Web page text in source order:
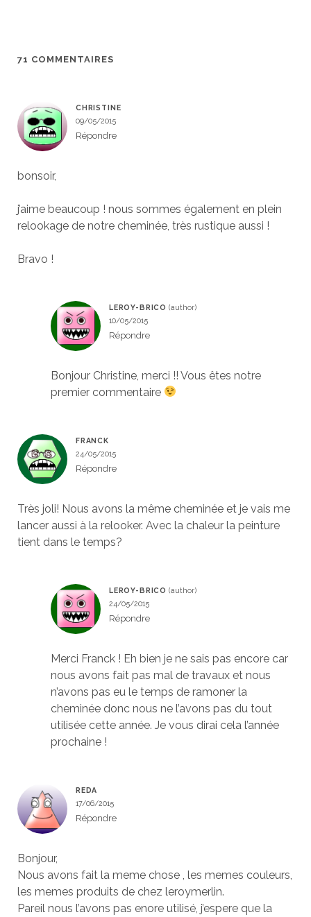
71 COMMENTAIRES
CHRISTINE
09/05/2015
Répondre
bonsoir,
j’aime beaucoup ! nous sommes également en plein
relookage de notre cheminée, très rustique aussi !
Bravo !
LEROY-BRICO
10/05/2015
Répondre
Bonjour Christine, merci !! Vous êtes notre
premier commentaire
FRANCK
24/05/2015
Répondre
Très joli! Nous avons la même cheminée et je vais me
lancer aussi à la relooker. Avec la chaleur la peinture
tient dans le temps?
LEROY-BRICO
24/05/2015
Répondre
Merci Franck ! Eh bien je ne sais pas encore car
nous avons fait pas mal de travaux et nous
n’avons pas eu le temps de ramoner la
cheminée donc nous ne l’avons pas du tout
utilisée cette année. Je vous dirai cela l’année
prochaine !
REDA
17/06/2015
Répondre
Bonjour,
Nous avons fait la meme chose , les memes couleurs,
les memes produits de chez leroymerlin.
Pareil nous l’avons pas enore utilisé, j’espere que la